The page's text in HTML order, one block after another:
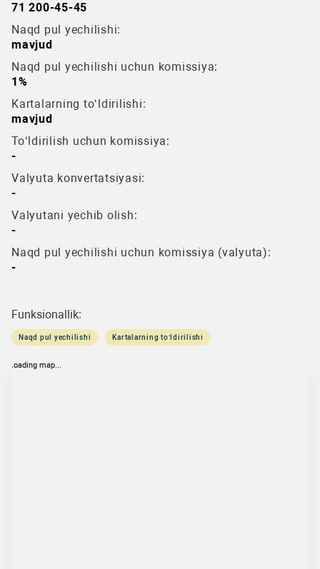
71 200-45-45
Naqd pul yechilishi:
mavjud
Naqd pul yechilishi uchun komissiya:
1%
Kartalarning to‘ldirilishi:
mavjud
To‘ldirilish uchun komissiya:
-
Valyuta konvertatsiyasi:
-
Valyutani yechib olish:
-
Naqd pul yechilishi uchun komissiya (valyuta):
-
Funksionallik:
Naqd pul yechilishi Kartalarning to‘ldirilishi
loading map...